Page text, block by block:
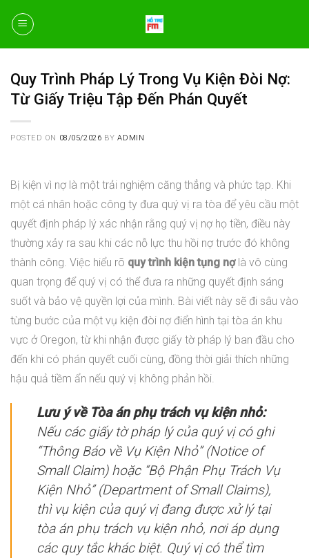
content
Quy Trình Pháp Lý Trong Vụ Kiện Đòi Nợ:
Từ Giấy Triệu Tập Đến Phán Quyết
POSTED ON 08/05/2026 BYADMIN
Bị kiện vì nợ là một trải nghiệm căng thẳng và phức tạp. Khi
một cá nhân hoặc công ty đưa quý vị ra tòa để yêu cầu một
quyết định pháp lý xác nhận rằng quý vị nợ họ tiền, điều này
thường xảy ra sau khi các nỗ lực thu hồi nợ trước đó không
thành công. Việc hiểu rõ quy trình kiện tụng nợlà vô cùng
quan trọng để quý vị có thể đưa ra những quyết định sáng
suốt và bảo vệ quyền lợi của mình. Bài viết này sẽ đi sâu vào
từng bước của một vụ kiện đòi nợ điển hình tại tòa án khu
vực ở Oregon, từ khi nhận được giấy tờ pháp lý ban đầu cho
đến khi có phán quyết cuối cùng, đồng thời giải thích những
hậu quả tiềm ẩn nếu quý vị không phản hồi.
Lưu ý về Tòa án phụ trách vụ kiện nhỏ:
Nếu các giấy tờ pháp lý của quý vị có ghi
“Thông Báo về Vụ Kiện Nhỏ” (Notice of
Small Claim) hoặc “Bộ Phận Phụ Trách Vụ
Kiện Nhỏ” (Department of Small Claims),
thì vụ kiện của quý vị đang được xử lý tại
tòa án phụ trách vụ kiện nhỏ, nơi áp dụng
các quy tắc khác biệt. Quý vị có thể tìm